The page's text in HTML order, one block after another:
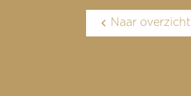
Naar overzicht